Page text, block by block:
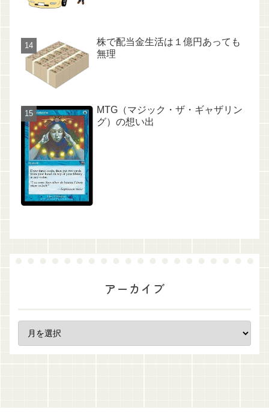
株で配当金生活は１億円あっても
無理
MTG（マジック・ザ・ギャザリン
グ）の想い出
アーカイブ